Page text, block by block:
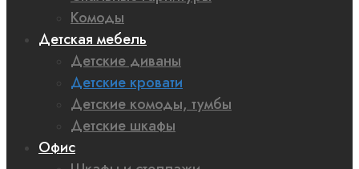
Комоды
Детская мебель
Детские диваны
Детские кровати
Детские комоды, тумбы
Детские шкафы
Офис